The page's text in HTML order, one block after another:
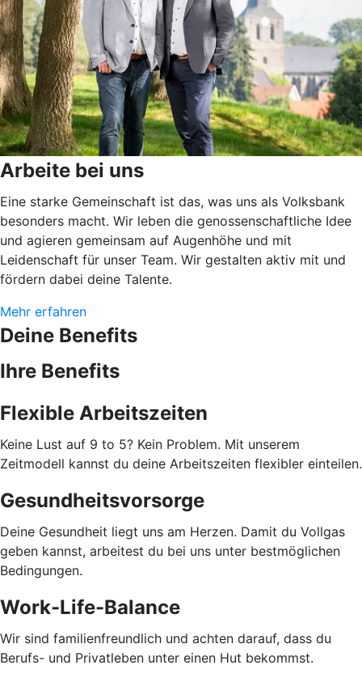
Arbeite bei uns
Eine starke Gemeinschaft ist das, was uns als Volksbank
besonders macht. Wir leben die genossenschaftliche Idee
und agieren gemeinsam auf Augenhöhe und mit
Leidenschaft für unser Team. Wir gestalten aktiv mit und
fördern dabei deine Talente.
Mehr erfahren
Deine Benefits
Ihre Benefits
Flexible Arbeitszeiten
Keine Lust auf 9 to 5? Kein Problem. Mit unserem
Zeitmodell kannst du deine Arbeitszeiten flexibler einteilen.
Gesundheitsvorsorge
Deine Gesundheit liegt uns am Herzen. Damit du Vollgas
geben kannst, arbeitest du bei uns unter bestmöglichen
Bedingungen.
Work-Life-Balance
Wir sind familienfreundlich und achten darauf, dass du
Berufs- und Privatleben unter einen Hut bekommst.